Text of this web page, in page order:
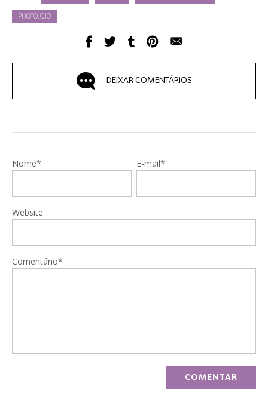
PHOTOJOJO
DEIXAR COMENTÁRIOS
Nome* E-mail*
Website
Comentário*